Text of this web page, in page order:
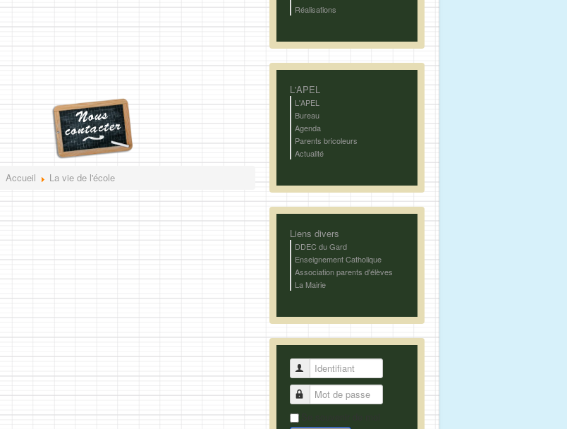
Accueil La vie de l'école
Réalisations
L'APEL
L'APEL
Bureau
Agenda
Parents bricoleurs
Actualité
Liens divers
DDEC du Gard
Enseignement Catholique
Association parents d'élèves
La Mairie
Identifiant
Mot de passe